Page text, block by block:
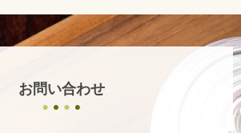
お問い合わせ